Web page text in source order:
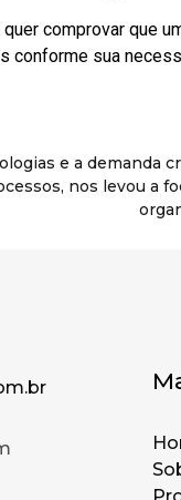
comprovar que
conforme sua
e a demanda
nos levou a